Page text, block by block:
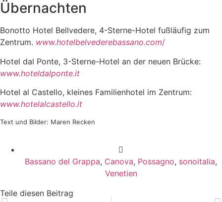
Übernachten
Bonotto Hotel Bellvedere, 4-Sterne-Hotel fußläufig zum
Zentrum. www.hotelbelvederebassano.com/
Hotel dal Ponte, 3-Sterne-Hotel an der neuen Brücke:
www.hoteldalponte.it
Hotel al Castello, kleines Familienhotel im Zentrum:
www.hotelalcastello.it
Text und Bilder: Maren Recken
Bassano del Grappa, Canova, Possagno, sonoitalia,
Venetien
Teile diesen Beitrag